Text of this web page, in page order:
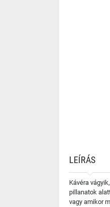
LEÍRÁS
Kávéra
pillanatok
vagy amikor